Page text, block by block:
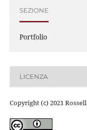
SEZIONE
Portfolio
LICENZA
Copyright (c) 2021